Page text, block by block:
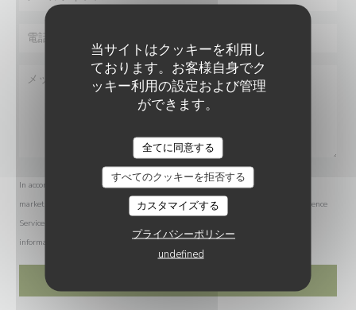
当サイトはクッキーを利用し
ております。お客様自身でク
ッキー利用の設定および管理
ができます。
全てに同意する
すべてのクッキーを拒否する
カスタマイズする
プライバシーポリシー
undefined
In accordance with data protection regulations, you have the right to opt out of
marketing communications. UK residents can register with the Telephone Preference
Service at
information about how we process your data, please see our